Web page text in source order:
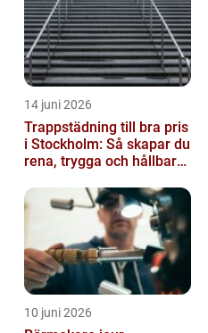
14 juni 2026
Trappstädning till bra pris
i Stockholm: Så skapar du
rena, trygga och hållbara
10 juni 2026